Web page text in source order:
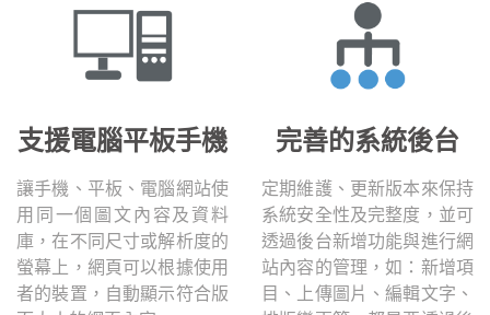
支援電腦平板手機
讓手機、平板、電腦網站使
用同一個圖文內容及資料
庫，在不同尺寸或解析度的
螢幕上，網頁可以根據使用
者的裝置，自動顯示符合版
完善的系統後台
定期維護、更新版本來保持
系統安全性及完整度，並可
透過後台新增功能與進行網
站內容的管理，如：新增項
目、上傳圖片、編輯文字、